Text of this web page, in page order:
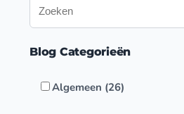
Blog Categorieën
Algemeen (26)